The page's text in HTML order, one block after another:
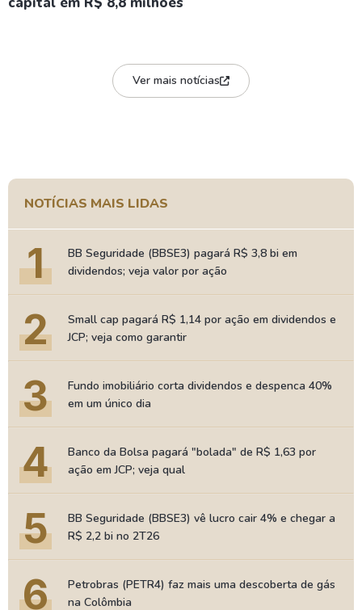
Ver mais notícias
NOTÍCIAS MAIS LIDAS
1
BB Seguridade (BBSE3) pagará R$ 3,8 bi em
dividendos; veja valor por ação
2
Small cap pagará R$ 1,14 por ação em dividendos e
JCP; veja como garantir
3
Fundo imobiliário corta dividendos e despenca 40%
em um único dia
4
Banco da Bolsa pagará "bolada" de R$ 1,63 por
ação em JCP; veja qual
5
BB Seguridade (BBSE3) vê lucro cair 4% e chegar a
R$ 2,2 bi no 2T26
6
Petrobras (PETR4) faz mais uma descoberta de gás
na Colômbia